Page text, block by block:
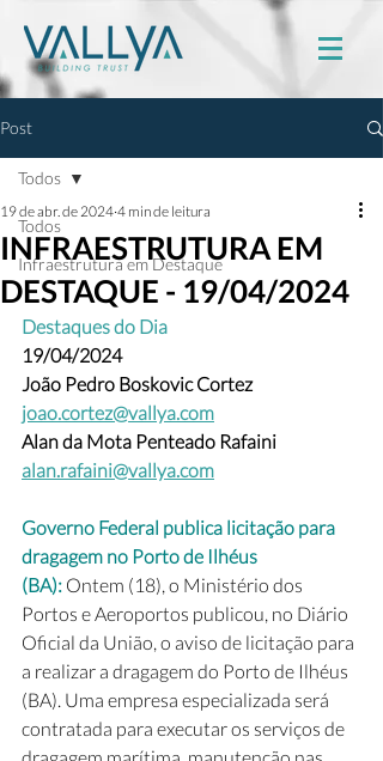
Post
Todos
Infraestrutura em Destaque
Todos
INFRAESTRUTURA EM
DESTAQUE - 19/04/2024
19 de abr. de 2024 4 min de leitura
Destaques do Dia
19/04/2024
João Pedro Boskovic Cortez
joao.cortez@vallya.com
Alan da Mota Penteado Rafaini
alan.rafaini@vallya.com
Governo Federal publica licitação para
dragagem no Porto de Ilhéus
(BA): Ontem (18), o Ministério dos
Portos e Aeroportos publicou, no Diário
Oficial da União, o aviso de licitação para
a realizar a dragagem do Porto de Ilhéus
(BA). Uma empresa especializada será
contratada para executar os serviços de